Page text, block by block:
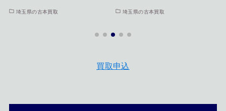
埼玉県の古本買取 埼玉県の古本買取
買取申込